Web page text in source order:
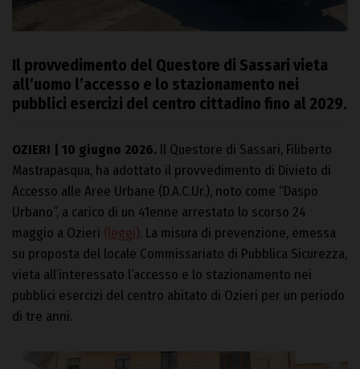
Il provvedimento del Questore di Sassari vieta
all’uomo l’accesso e lo stazionamento nei
pubblici esercizi del centro cittadino fino al 2029.
OZIERI | 10 giugno 2026. Il Questore di Sassari, Filiberto
Mastrapasqua, ha adottato il provvedimento di Divieto di
Accesso alle Aree Urbane (D.A.C.Ur.), noto come “Daspo
Urbano”, a carico di un 41enne arrestato lo scorso 24
maggio a Ozieri (leggi). La misura di prevenzione, emessa
su proposta del locale Commissariato di Pubblica Sicurezza,
vieta all’interessato l’accesso e lo stazionamento nei
pubblici esercizi del centro abitato di Ozieri per un periodo
di tre anni.